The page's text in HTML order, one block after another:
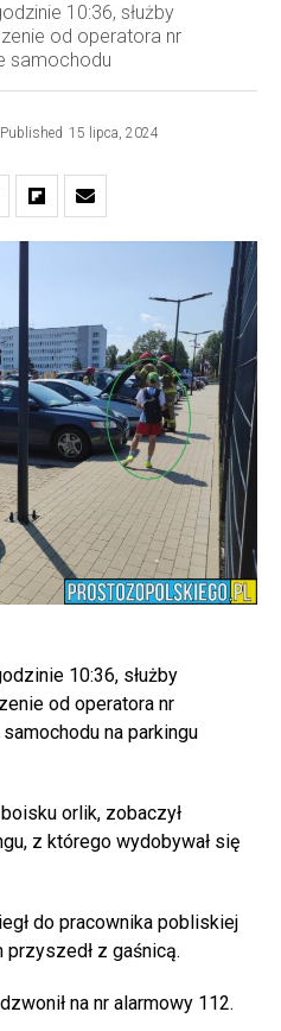
10:36, służby
od operatora nr
samochodu
Published 15 lipca, 2024
10:36, służby
od operatora nr
na parkingu
orlik, zobaczył
z którego wydobywał się
do pracownika pobliskiej
z gaśnicą.
na nr alarmowy 112.